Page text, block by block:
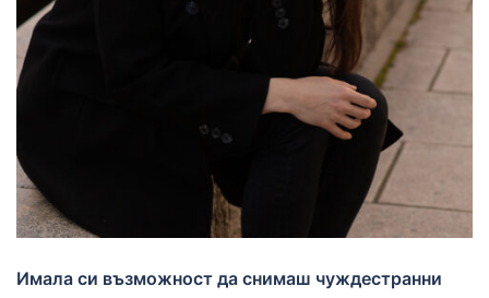
Имала си възможност да снимаш чуждестранни